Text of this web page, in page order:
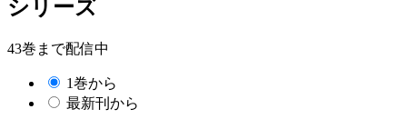
シリーズ
43巻まで配信中
1巻から
最新刊から